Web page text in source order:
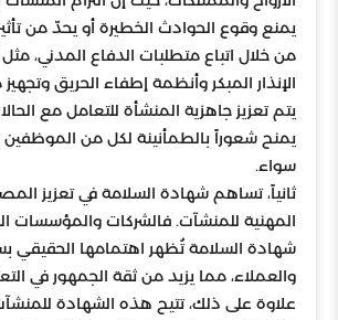
يمنع وقوع الحوادث الخطيرة أو يحدّ من
من خلال اتباع متطلبات الدفاع المدني،
الإنذار المبكر وأنظمة إطفاء الحريق
يتم تعزيز جاهزية المنشأة للتعامل مع
يمنح شعوراً بالطمأنينة لكل من الموظفين
سواء.
ثانياً، تساهم شهادة السلامة في تعزيز
المهنية للمنشآت. فالشركات والمؤسسات
شهادة السلامة تُظهر اهتمامها الحقيقي
والعملاء، مما يزيد من ثقة الجمهور في
علاوة على ذلك، تتيح هذه الشهادة